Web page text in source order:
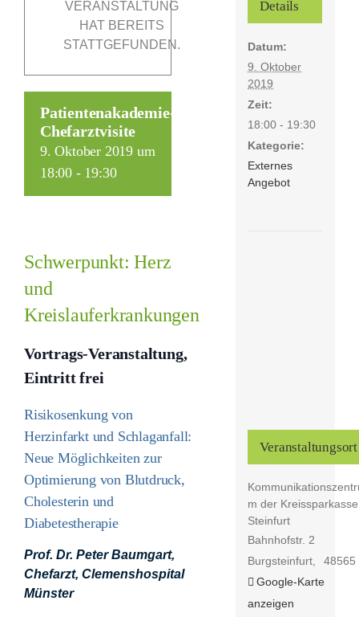
Förderer
VERANSTALTUNG
HAT BEREITS
STATTGEFUNDEN.
Patientenakademie-
Chefarztvisite
9. Oktober 2019 um
18:00 - 19:30
Schwerpunkt: Herz
und
Kreislauferkrankungen
Vortrags-Veranstaltung,
Eintritt frei
Risikosenkung von
Herzinfarkt und Schlaganfall:
Neue Möglichkeiten zur
Optimierung von Blutdruck,
Cholesterin und
Diabetestherapie
Prof. Dr. Peter Baumgart,
Chefarzt, Clemenshospital
Münster
Details
Datum:
9. Oktober
2019
Zeit:
18:00 - 19:30
Kategorie:
Externes
Angebot
Veranstaltungsort
m der Kreissparkasse
Steinfurt
Bahnhofstr. 2
Burgsteinfurt
48565
Google-Karte
anzeigen